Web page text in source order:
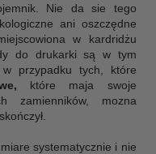
Nie da sie tego
ani oszczędne
w kardridżu
do drukarki są w tym
przypadku tych, które
które maja swoje
zamienników, mozna
systematycznie i nie